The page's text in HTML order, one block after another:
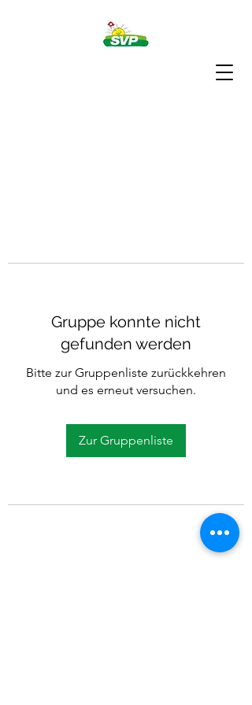
Gruppe konnte nicht
gefunden werden
Bitte zur Gruppenliste zurückkehren
und es erneut versuchen.
Zur Gruppenliste